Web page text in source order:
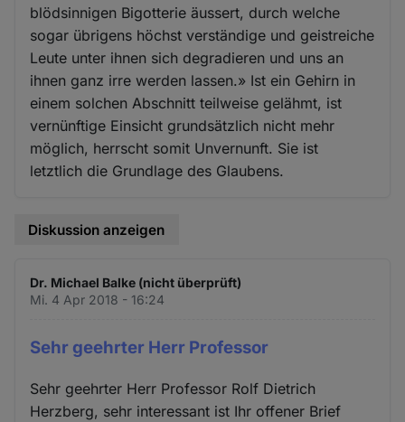
blödsinnigen Bigotterie äussert, durch welche
sogar übrigens höchst verständige und geistreiche
Leute unter ihnen sich degradieren und uns an
ihnen ganz irre werden lassen.» Ist ein Gehirn in
einem solchen Abschnitt teilweise gelähmt, ist
vernünftige Einsicht grundsätzlich nicht mehr
möglich, herrscht somit Unvernunft. Sie ist
letztlich die Grundlage des Glaubens.
Diskussion anzeigen
Dr. Michael Balke (nicht überprüft)
Mi. 4 Apr 2018 - 16:24
Sehr geehrter Herr Professor
Sehr geehrter Herr Professor Rolf Dietrich
Herzberg, sehr interessant ist Ihr offener Brief